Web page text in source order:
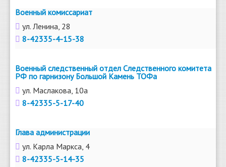
Военный комиссариат
ул. Ленина, 28
8-42335-4-15-38
Военный следственный отдел Следственного комитета
РФ по гарнизону Большой Камень ТОФа
ул. Маслакова, 10а
8-42335-5-17-40
Глава администрации
ул. Карла Маркса, 4
8-42335-5-14-35